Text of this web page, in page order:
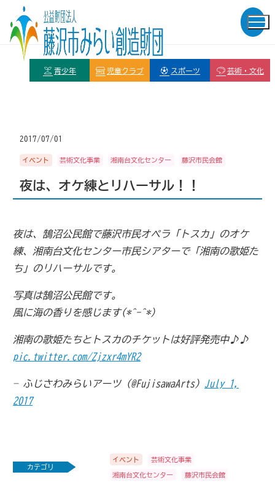
青少年 児童クラブ スポーツ 芸術・文化
2017/07/01
イベント 芸術文化事業 湘南台文化センター 藤沢市民会館
夜は、オケ練とリハーサル！！
夜は、鵠沼公民館で藤沢市民オペラ「トスカ」のオケ
練、湘南台文化センター市民シアターで「湘南の歌姫た
ち」のリハーサルです。
写真は鵠沼公民館です。
風に海の香りを感じます(*^-^*)
湘南の歌姫たちとトスカのチケットは好評発売中♪♪
pic.twitter.com/Zjzxr4mYR2
— ふじさわみらいアーツ (@FujisawaArts) July 1,
2017
カテゴリ
イベント 芸術文化事業
湘南台文化センター 藤沢市民会館